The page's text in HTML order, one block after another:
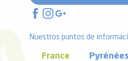
Nuestros puntos de
France